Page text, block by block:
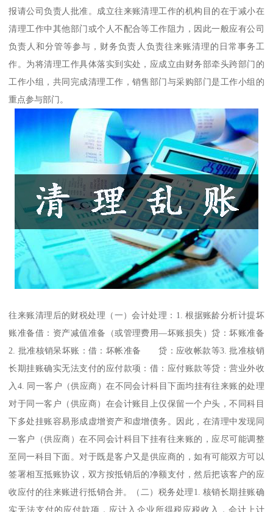
报请公司负责人批准。成立往来账清理工作的机构目的在于减小在
清理工作中其他部门或个人不配合等工作阻力，因此一般应有公司
负责人和分管等参与，财务负责人负责往来账清理的日常事务工
作。为将清理工作具体落实到实处，应成立由财务部牵头跨部门的
工作小组，共同完成清理工作，销售部门与采购部门是工作小组的
重点参与部门。
往来账清理后的财税处理（一）会计处理：1. 根据账龄分析计提坏
账准备借：资产减值准备（或管理费用—坏账损失）贷：坏账准备
2. 批准核销呆坏账：借：坏帐准备 贷：应收帐款等3. 批准核销
长期挂账确实无法支付的应付款项：借：应付账款等贷：营业外收
入4. 同一客户（供应商）在不同会计科目下面均挂有往来账的处理
对于同一客户（供应商）在会计账目上仅保留一个户头，不同科目
下多处挂账容易形成虚增资产和虚增债务。因此，在清理中发现同
一客户（供应商）在不同会计科目下挂有往来账的，应尽可能调整
至同一科目下面。对于既是客户又是供应商的，如有可能双方可以
签署相互抵账协议，双方按抵销后的净额支付，然后把该客户的应
收应付的往来账进行抵销合并。（二）税务处理1. 核销长期挂账确
实无法支付的应付款项，应计入企业所得税应税收入，会计上计